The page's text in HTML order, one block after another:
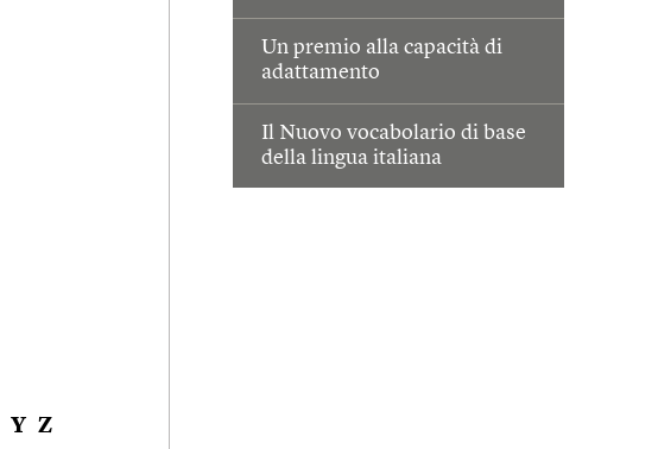
Un premio alla capacità di
adattamento
Il Nuovo vocabolario di base
della lingua italiana
Y Z